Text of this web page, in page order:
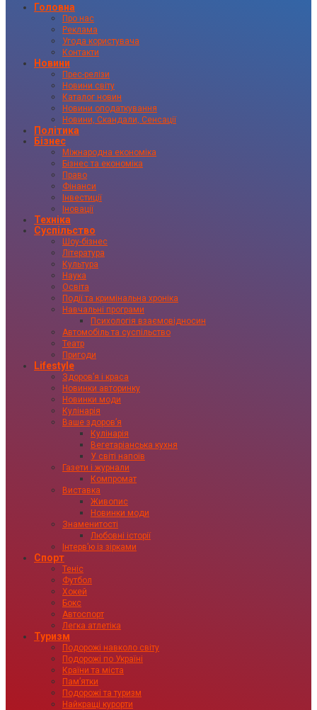
Головна
Про нас
Реклама
Угода користувача
Контакти
Новини
Прес-релізи
Новини світу
Каталог новин
Новини оподаткування
Новини, Скандали, Сенсації
Політика
Бізнес
Міжнародна економіка
Бізнес та економіка
Право
Фінанси
Інвестиції
Іновації
Техніка
Суспільство
Шоу-бізнес
Література
Культура
Наука
Освіта
Події та кримінальна хроніка
Навчальні програми
Психологія взаємовідносин
Автомобіль та суспільство
Театр
Пригоди
Lifestyle
Здоровʼя і краса
Новинки авторинку
Новинки моди
Кулінарія
Ваше здоровʼя
Кулінарія
Вегетаріанська кухня
У світі напоїв
Газети і журнали
Компромат
Виставка
Живопис
Новинки моди
Знаменитості
Любовні історії
Інтервʼю із зірками
Спорт
Теніс
Футбол
Хокей
Бокс
Автоспорт
Легка атлетіка
Туризм
Подорожі навколо світу
Подорожі по Україні
Країни та міста
Пам’ятки
Подорожі та туризм
Найкращі курорти